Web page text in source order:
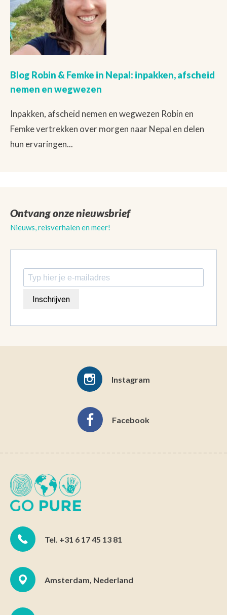
Blog Robin & Femke in Nepal: inpakken, afscheid
nemen en wegwezen
Inpakken, afscheid nemen en wegwezen Robin en
Femke vertrekken over morgen naar Nepal en delen
hun ervaringen...
Ontvang onze nieuwsbrief
Nieuws, reisverhalen en meer!
Inschrijven
Instagram
Facebook
Tel. +31 6 17 45 13 81
Amsterdam, Nederland